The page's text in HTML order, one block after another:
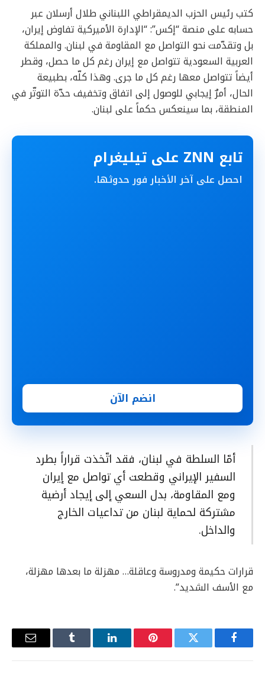
كتب رئيس الحزب الديمقراطي اللبناني طلال أرسلان عبر
حسابه على منصة “إكس”: “الإدارة الأميركية تفاوض إيران،
بل وتقدّمت نحو التواصل مع المقاومة في لبنان. والمملكة
العربية السعودية تتواصل مع إيران رغم كل ما حصل، وقطر
أيضاً تتواصل معها رغم كل ما جرى. وهذا كلّه، بطبيعة
الحال، أمرٌ إيجابي للوصول إلى اتفاق وتخفيف حدّة التوتّر في
المنطقة، بما سينعكس حكماً على لبنان.
تابع ZNN على تيليغرام
احصل على آخر الأخبار فور حدوثها.
انضم الآن
أمّا السلطة في لبنان، فقد اتّخذت قراراً بطرد
السفير الإيراني وقطعت أي تواصل مع إيران
ومع المقاومة، بدل السعي إلى إيجاد أرضية
مشتركة لحماية لبنان من تداعيات الخارج
والداخل.
قرارات حكيمة ومدروسة وعاقلة… مهزلة ما بعدها مهزلة،
مع الأسف الشديد”.
فيسبوك تويتر بينتيريستلينكدإن Tumblr
البريد